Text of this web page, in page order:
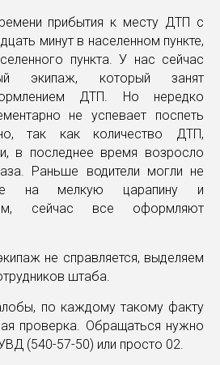
прибытия к месту ДТП с
минут в населенном пункте,
пункта. У нас сейчас
экипаж, который занят
ДТП. Но нередко
не успевает поспеть
так как количество ДТП,
в последнее время возросло
Раньше водители могли не
на мелкую царапину и
сейчас все оформляют
не справляется, выделяем
штаба.
по каждому такому факту
проверка. Обращаться нужно
(540-57-50) или просто 02.